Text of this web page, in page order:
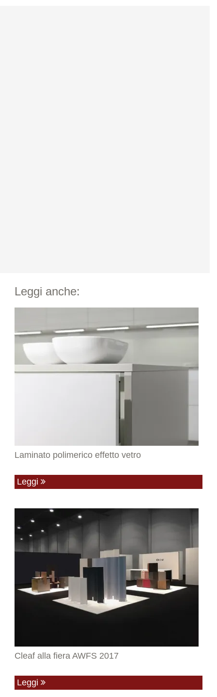
Leggi anche:
Laminato polimerico effetto vetro
Leggi
Cleaf alla fiera AWFS 2017
Leggi